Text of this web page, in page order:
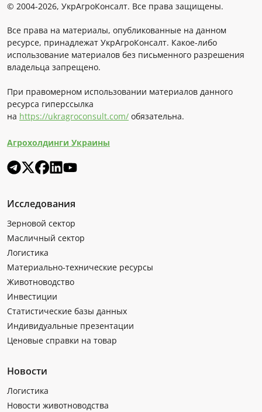
© 2004-2026, УкрАгроКонсалт. Все права защищены.
Все права на материалы, опубликованные на данном
ресурсе, принадлежат УкрАгроКонсалт. Какое-либо
использование материалов без письменного разрешения
владельца запрещено.
При правомерном использовании материалов данного
ресурса гиперссылка
на https://ukragroconsult.com/ обязательна.
Агрохолдинги Украины
Исследования
Зерновой сектор
Масличный сектор
Логистика
Материально-технические ресурсы
Животноводство
Инвестиции
Статистические базы данных
Индивидуальные презентации
Ценовые справки на товар
Новости
Логистика
Новости животноводства